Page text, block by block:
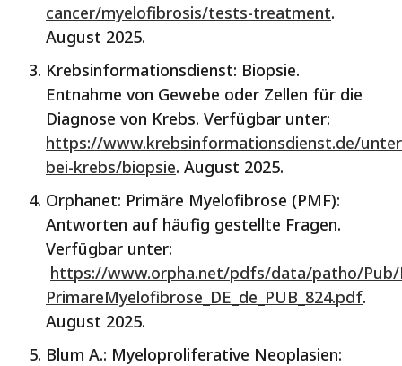
cancer/myelofibrosis/tests-treatment.
August 2025.
Krebsinformationsdienst: Biopsie.
Entnahme von Gewebe oder Zellen für die
Diagnose von Krebs. Verfügbar unter:
https://www.krebsinformationsdienst.de/
bei-krebs/biopsie. August 2025.
Orphanet: Primäre Myelofibrose (PMF):
Antworten auf häufig gestellte Fragen.
Verfügbar unter:
https://www.orpha.net/pdfs/data/patho/
PrimareMyelofibrose_DE_de_PUB_824.pdf.
August 2025.
Blum A.: Myeloproliferative Neoplasien: